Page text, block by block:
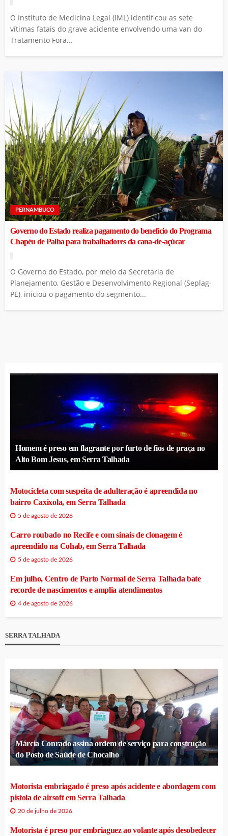
O Instituto de Medicina Legal (IML) identificou as sete
vítimas fatais do grave acidente envolvendo uma van do
Tratamento Fora...
PERNAMBUCO
Governo do Estado realiza pagamento do benefício do Programa
Chapéu de Palha para trabalhadores da cana-de-açúcar
O Governo do Estado, por meio da Secretaria de
Planejamento, Gestão e Desenvolvimento Regional (Seplag-
PE), iniciou o pagamento do segmento...
Homem é preso em flagrante por furto de fios de praça no
Alto Bom Jesus, em Serra Talhada
Motocicleta com suspeita de adulteração é apreendida no
bairro Caxixola, em Serra Talhada
5 de agosto de 2026
Carro roubado no Recife e com sinais de clonagem é
apreendido na Cohab, em Serra Talhada
5 de agosto de 2026
Em julho, Centro de Parto Normal de Serra Talhada bate
recorde de nascimentos e amplia atendimentos
4 de agosto de 2026
SERRA TALHADA
Márcia Conrado assina ordem de serviço para construção
do Posto de Saúde de Chocalho
Motorista embriagado é preso após acidente e abordagem com
pistola de airsoft em Serra Talhada
20 de julho de 2026
Motorista é preso por embriaguez ao volante após desobedecer